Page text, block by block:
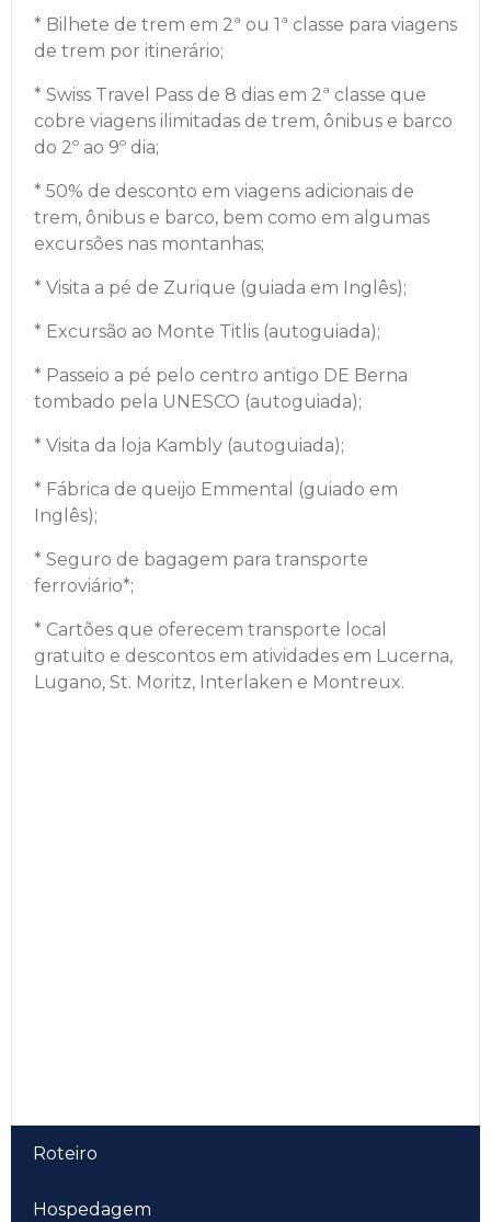
* Bilhete de trem em 2ª ou 1ª classe para viagens
de trem por itinerário;
* Swiss Travel Pass de 8 dias em 2ª classe que
cobre viagens ilimitadas de trem, ônibus e barco
do 2º ao 9º dia;
* 50% de desconto em viagens adicionais de
trem, ônibus e barco, bem como em algumas
excursões nas montanhas;
* Visita a pé de Zurique (guiada em Inglês);
* Excursão ao Monte Titlis (autoguiada);
* Passeio a pé pelo centro antigo DE Berna
tombado pela UNESCO (autoguiada);
* Visita da loja Kambly (autoguiada);
* Fábrica de queijo Emmental (guiado em
Inglês);
* Seguro de bagagem para transporte
ferroviário*;
* Cartões que oferecem transporte local
gratuito e descontos em atividades em Lucerna,
Lugano, St. Moritz, Interlaken e Montreux.
Roteiro
Hospedagem